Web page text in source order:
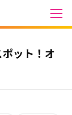
ット！オ